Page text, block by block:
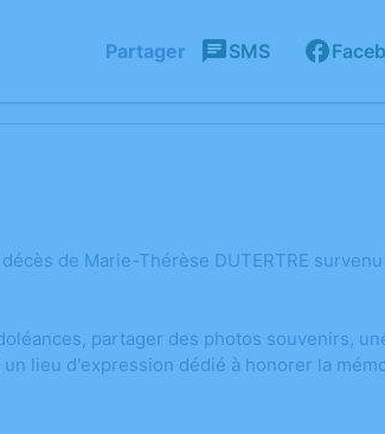
Partager SMS
de Marie-Thérèse DUTERTRE
partager des photos souvenirs,
lieu d'expression dédié à honorer la